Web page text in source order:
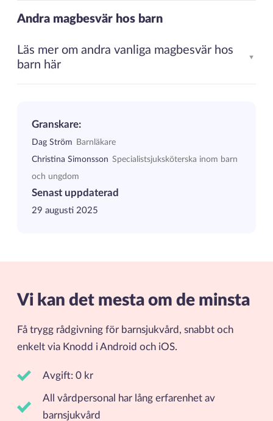
Andra magbesvär hos barn
Läs mer om andra vanliga magbesvär hos
barn här
▲
Granskare:
Dag Ström
Barnläkare
Christina Simonsson Specialistsjuksköterska inom barn
och ungdom
Senast uppdaterad
29 augusti 2025
Vi kan det mesta om de minsta
Få trygg rådgivning för barnsjukvård, snabbt och
enkelt via Knodd i Android och iOS.
Avgift: 0 kr
All vårdpersonal har lång erfarenhet av
barnsjukvård